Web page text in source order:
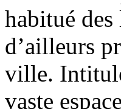
habitué
d’ailleurs
ville.
vaste